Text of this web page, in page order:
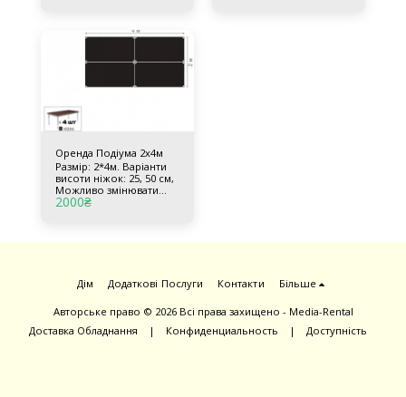
Оренда Подіума 2х4м
Размір: 2*4м. Варіанти
висоти ніжок: 25, 50 см,
Можливо змінювати
колір покриття Обтяжка
2000₴
Дім Додаткові Послуги Контакти Більше
Авторське право © 2026 Всі права захищено - Media-Rental
Доставка Обладнання | Конфиденциальность | Доступність